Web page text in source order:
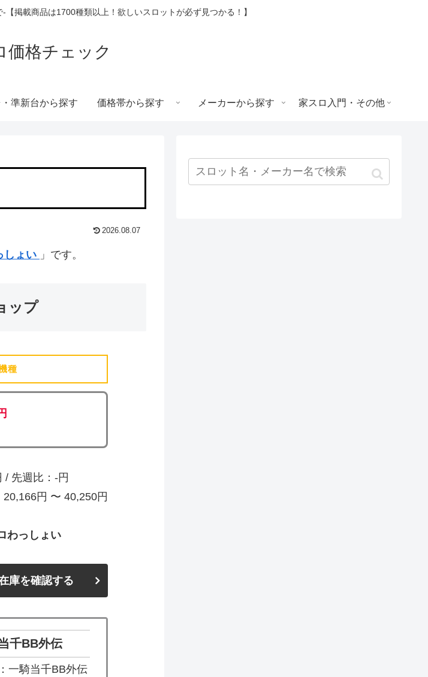
掲載商品は1700種類以上！欲しいスロットが必ず見つかる！】
価格チェック
準新台から探す 価格帯から探す メーカーから探す 家スロ入門・その他
2026.08.07
しょい 」です。
ップ
種
/ 先週比：-円
20,166円 〜 40,250円
わっしょい
庫を確認する
千BB外伝
一騎当千BB外伝